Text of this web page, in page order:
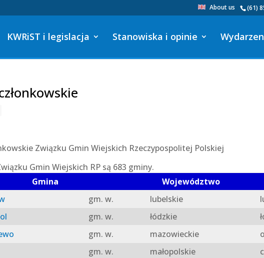
(61)
About us
KWRiST i legislacja Stanowiska i opinie
Związku Gmin Wiejskich Rzeczypospolitej Polskiej
Gmin Wiejskich RP są 683 gminy.
Gmina
Województwo
gm. w. lubelskie
gm. w. łódzkie
gm. w. mazowieckie
gm. w. małopolskie